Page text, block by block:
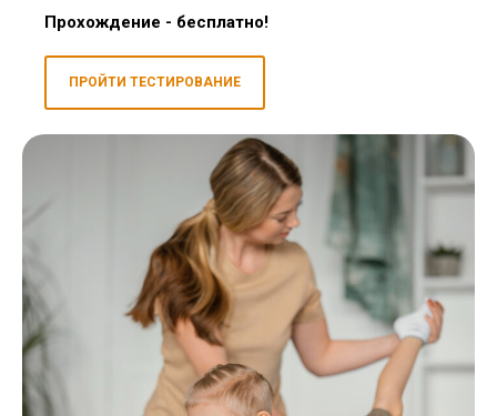
Прохождение - бесплатно!
ПРОЙТИ ТЕСТИРОВАНИЕ